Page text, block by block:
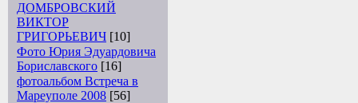
ДОМБРОВСКИЙ
ВИКТОР
ГРИГОРЬЕВИЧ [10]
Фото Юрия Эдуардовича
Бориславского [16]
фотоальбом Встреча в
Мареуполе 2008 [56]